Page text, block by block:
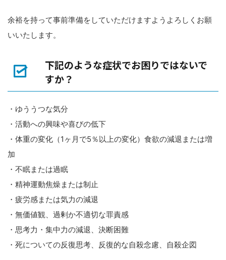
余裕を持って事前準備をしていただけますようよろしくお願
いいたします。
下記のような症状でお困りではないで
すか？
・ゆううつな気分
・活動への興味や喜びの低下
・体重の変化（1ヶ月で5％以上の変化）食欲の減退または増
加
・不眠または過眠
・精神運動焦燥または制止
・疲労感または気力の減退
・無価値観、過剰か不適切な罪責感
・思考力・集中力の減退、決断困難
・死についての反復思考、反復的な自殺念慮、自殺企図